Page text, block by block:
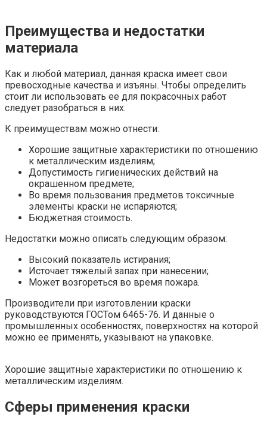
Преимущества и недостатки
материала
Как и любой материал, данная краска имеет свои
превосходные качества и изъяны. Чтобы определить
стоит ли использовать ее для покрасочных работ
следует разобраться в них.
К преимуществам можно отнести:
Хорошие защитные характеристики по отношению
к металлическим изделиям;
Допустимость гигиенических действий на
окрашенном предмете;
Во время пользования предметов токсичные
элементы краски не испаряются;
Бюджетная стоимость.
Недостатки можно описать следующим образом:
Высокий показатель истирания;
Источает тяжелый запах при нанесении;
Может возгореться во время пожара.
Производители при изготовлении краски
руководствуются ГОСТом 6465-76. И данные о
промышленных особенностях, поверхностях на которой
можно ее применять, указывают на упаковке.
Хорошие защитные характеристики по отношению к
металлическим изделиям.
Сферы применения краски